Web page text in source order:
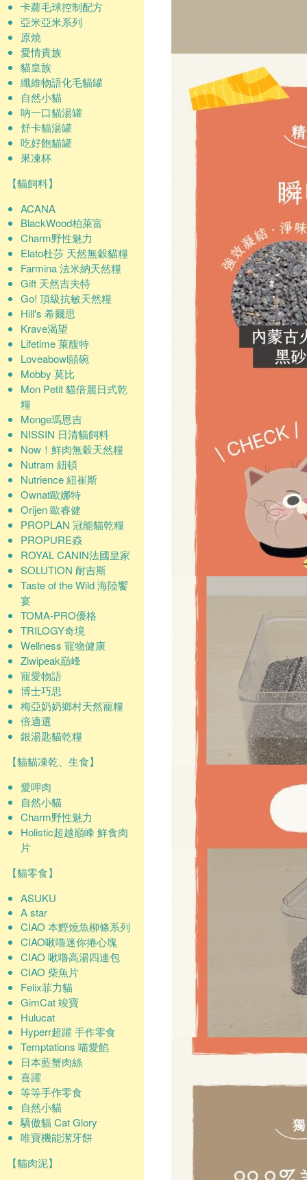
卡蘿毛球控制配方
亞米亞米系列
原燒
愛情貴族
貓皇族
纖維物語化毛貓罐
自然小貓
吶一口貓湯罐
舒卡貓湯罐
吃好飽貓罐
果凍杯
【貓飼料】
ACANA
BlackWood柏萊富
Charm野性魅力
Elato杜莎 天然無穀貓糧
Farmina 法米納天然糧
Gift 天然吉夫特
Go! 頂級抗敏天然糧
Hill's 希爾思
Krave渴望
Lifetime 萊馥特
Loveabowl囍碗
Mobby 莫比
Mon Petit 貓倍麗日式乾
糧
Monge瑪恩吉
NISSIN 日清貓飼料
Now！鮮肉無穀天然糧
Nutram 紐頓
Nutrience 紐崔斯
Ownat歐娜特
Orijen 歐睿健
PROPLAN 冠能貓乾糧
PROPURE猋
ROYAL CANIN法國皇家
SOLUTION 耐吉斯
Taste of the Wild 海陸饗
宴
TOMA-PRO優格
TRILOGY奇境
Wellness 寵物健康
Ziwipeak巔峰
寵愛物語
博士巧思
梅亞奶奶鄉村天然寵糧
倍適選
銀湯匙貓乾糧
【貓貓凍乾、生食】
愛呷肉
自然小貓
Charm野性魅力
Holistic超越巔峰 鮮食肉
片
【貓零食】
ASUKU
A star
CIAO 本鰹燒魚柳條系列
CIAO啾嚕迷你捲心塊
CIAO 啾嚕高湯四連包
CIAO 柴魚片
Felix菲力貓
GimCat 竣寶
Hulucat
Hyperr超躍 手作零食
Temptations 喵愛餡
日本藍蟹肉絲
喜躍
等等手作零食
自然小貓
驕傲貓 Cat Glory
唯寶機能潔牙餅
【貓肉泥】